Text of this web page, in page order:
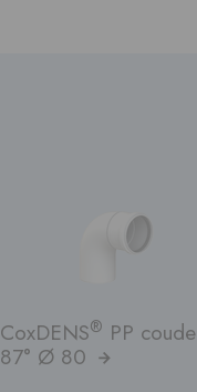
CoxDENS® PP coude
87° Ø 80